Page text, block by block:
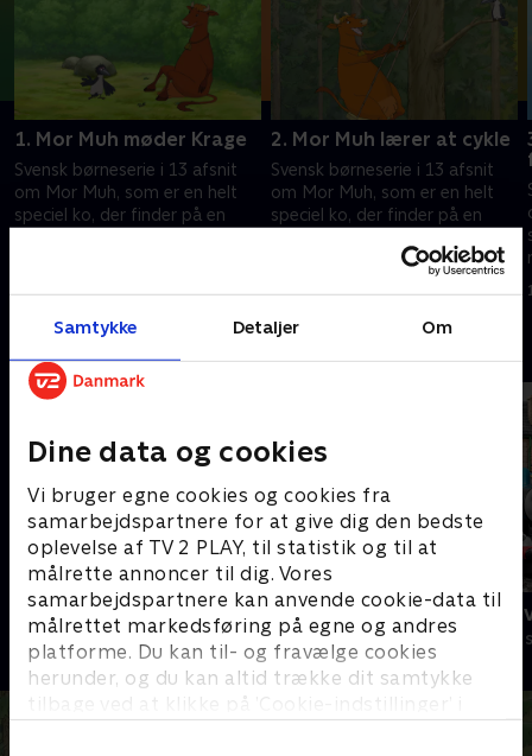
Samtykke Detaljer Om
Dine data og cookies
Vi bruger egne cookies og cookies fra
samarbejdspartnere for at give dig den bedste
oplevelse af TV 2 PLAY, til statistik og til at
målrette annoncer til dig. Vores
samarbejdspartnere kan anvende cookie-data til
målrettet markedsføring på egne og andres
platforme. Du kan til- og fravælge cookies
herunder, og du kan altid trække dit samtykke
tilbage ved at klikke på ’Cookie-indstillinger’ i
1. Mor Muh møder Krage
Svensk børneserie i 13 afsnit
om Mor Muh, som er en helt
speciel ko, der finder på en
2. Mor Muh lærer at cykle
Svensk børneserie i 13 afsnit
om Mor Muh, som er en helt
speciel ko, der finder på en
Peddersen & Findus
Børneserier • 2 sæsoner
Thomas og
Børneserier • 7